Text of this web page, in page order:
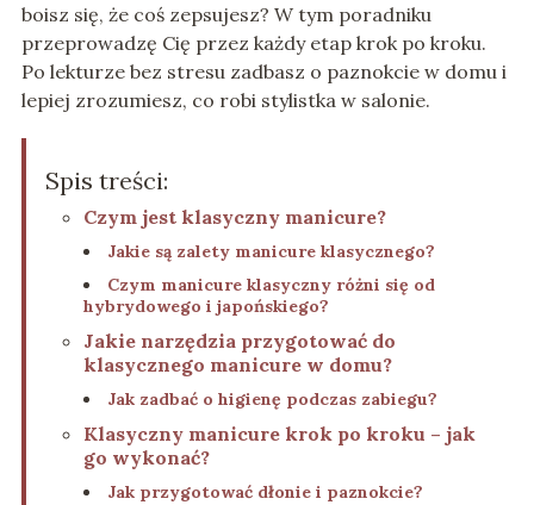
boisz się, że coś zepsujesz? W tym poradniku
przeprowadzę Cię przez każdy etap krok po kroku.
Po lekturze bez stresu zadbasz o paznokcie w domu i
lepiej zrozumiesz, co robi stylistka w salonie.
Spis treści:
Czym jest klasyczny manicure?
Jakie są zalety manicure klasycznego?
Czym manicure klasyczny różni się od
hybrydowego i japońskiego?
Jakie narzędzia przygotować do
klasycznego manicure w domu?
Jak zadbać o higienę podczas zabiegu?
Klasyczny manicure krok po kroku – jak
go wykonać?
Jak przygotować dłonie i paznokcie?